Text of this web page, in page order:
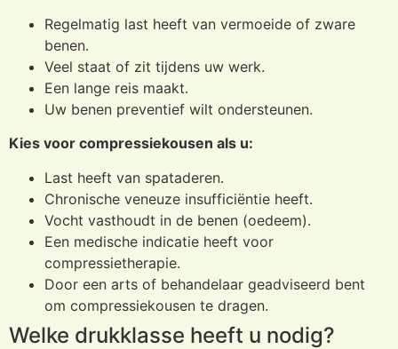
Regelmatig last heeft van vermoeide of zware
benen.
Veel staat of zit tijdens uw werk.
Een lange reis maakt.
Uw benen preventief wilt ondersteunen.
Kies voor compressiekousen als u:
Last heeft van spataderen.
Chronische veneuze insufficiëntie heeft.
Vocht vasthoudt in de benen (oedeem).
Een medische indicatie heeft voor
compressietherapie.
Door een arts of behandelaar geadviseerd bent
om compressiekousen te dragen.
Welke drukklasse heeft u nodig?